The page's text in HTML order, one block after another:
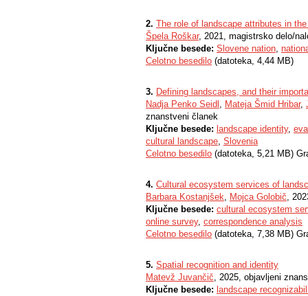
2. The role of landscape attributes in
Špela Roškar, 2021, magistrsko delo/
Ključne besede: Slovene nation,
Celotno besedilo (datoteka, 4,44 MB)
3. Defining landscapes, and their
Nadja Penko Seidl , Mateja Šmid Hribar,
znanstveni članek
Ključne besede: landscape identity,
cultural landscape, Slovenia
Celotno besedilo (datoteka, 5,21 MB)
4. Cultural ecosystem services of
Barbara Kostanjšek, Mojca Golobič,
Ključne besede: cultural ecosystem
online survey, correspondence analysis
Celotno besedilo (datoteka, 7,38 MB)
5. Spatial recognition and identity
Matevž Juvančič, 2025, objavljeni
Ključne besede: landscape